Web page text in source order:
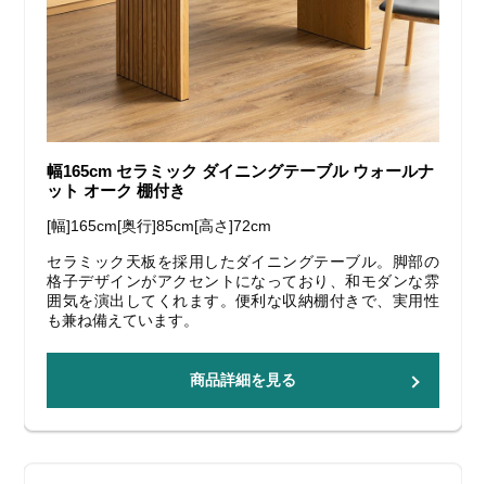
幅165cm セラミック ダイニングテーブル ウォールナ
ット オーク 棚付き
[幅]165cm[奥行]85cm[高さ]72cm
セラミック天板を採用したダイニングテーブル。脚部の
格子デザインがアクセントになっており、和モダンな雰
囲気を演出してくれます。便利な収納棚付きで、実用性
も兼ね備えています。
商品詳細を見る